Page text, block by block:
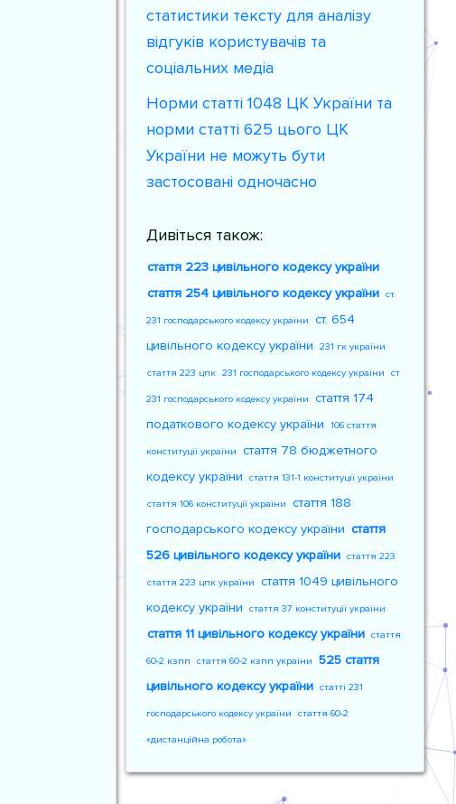
статистики тексту для аналізу
відгуків користувачів та
соціальних медіа
Норми статті 1048 ЦК України та
норми статті 625 цього ЦК
України не можуть бути
застосовані одночасно
Дивіться також:
стаття 223 цивільного кодексу україни
стаття 254 цивільного кодексу україни ст.
231 господарського кодексу україни
ст. 654
цивільного кодексу україни
231 гк україни
стаття 223 цпк 231 господарського кодексу україни ст
231 господарського кодексу україни
стаття 174
податкового кодексу україни
106 стаття
конституції україни
стаття 78 бюджетного
кодексу україни
стаття 131-1 конституції україни
стаття 106 конституції україни
стаття 188
господарського кодексу україни стаття
526 цивільного кодексу україни стаття 223
стаття 223 цпк україни
стаття 1049 цивільного
кодексу україни
стаття 37 конституції україни
стаття 11 цивільного кодексу україни стаття
60-2 кзпп стаття 60-2 кзпп україни
525 стаття
цивільного кодексу україни статті 231
господарського кодексу україни стаття 60-2
«дистанційна робота»